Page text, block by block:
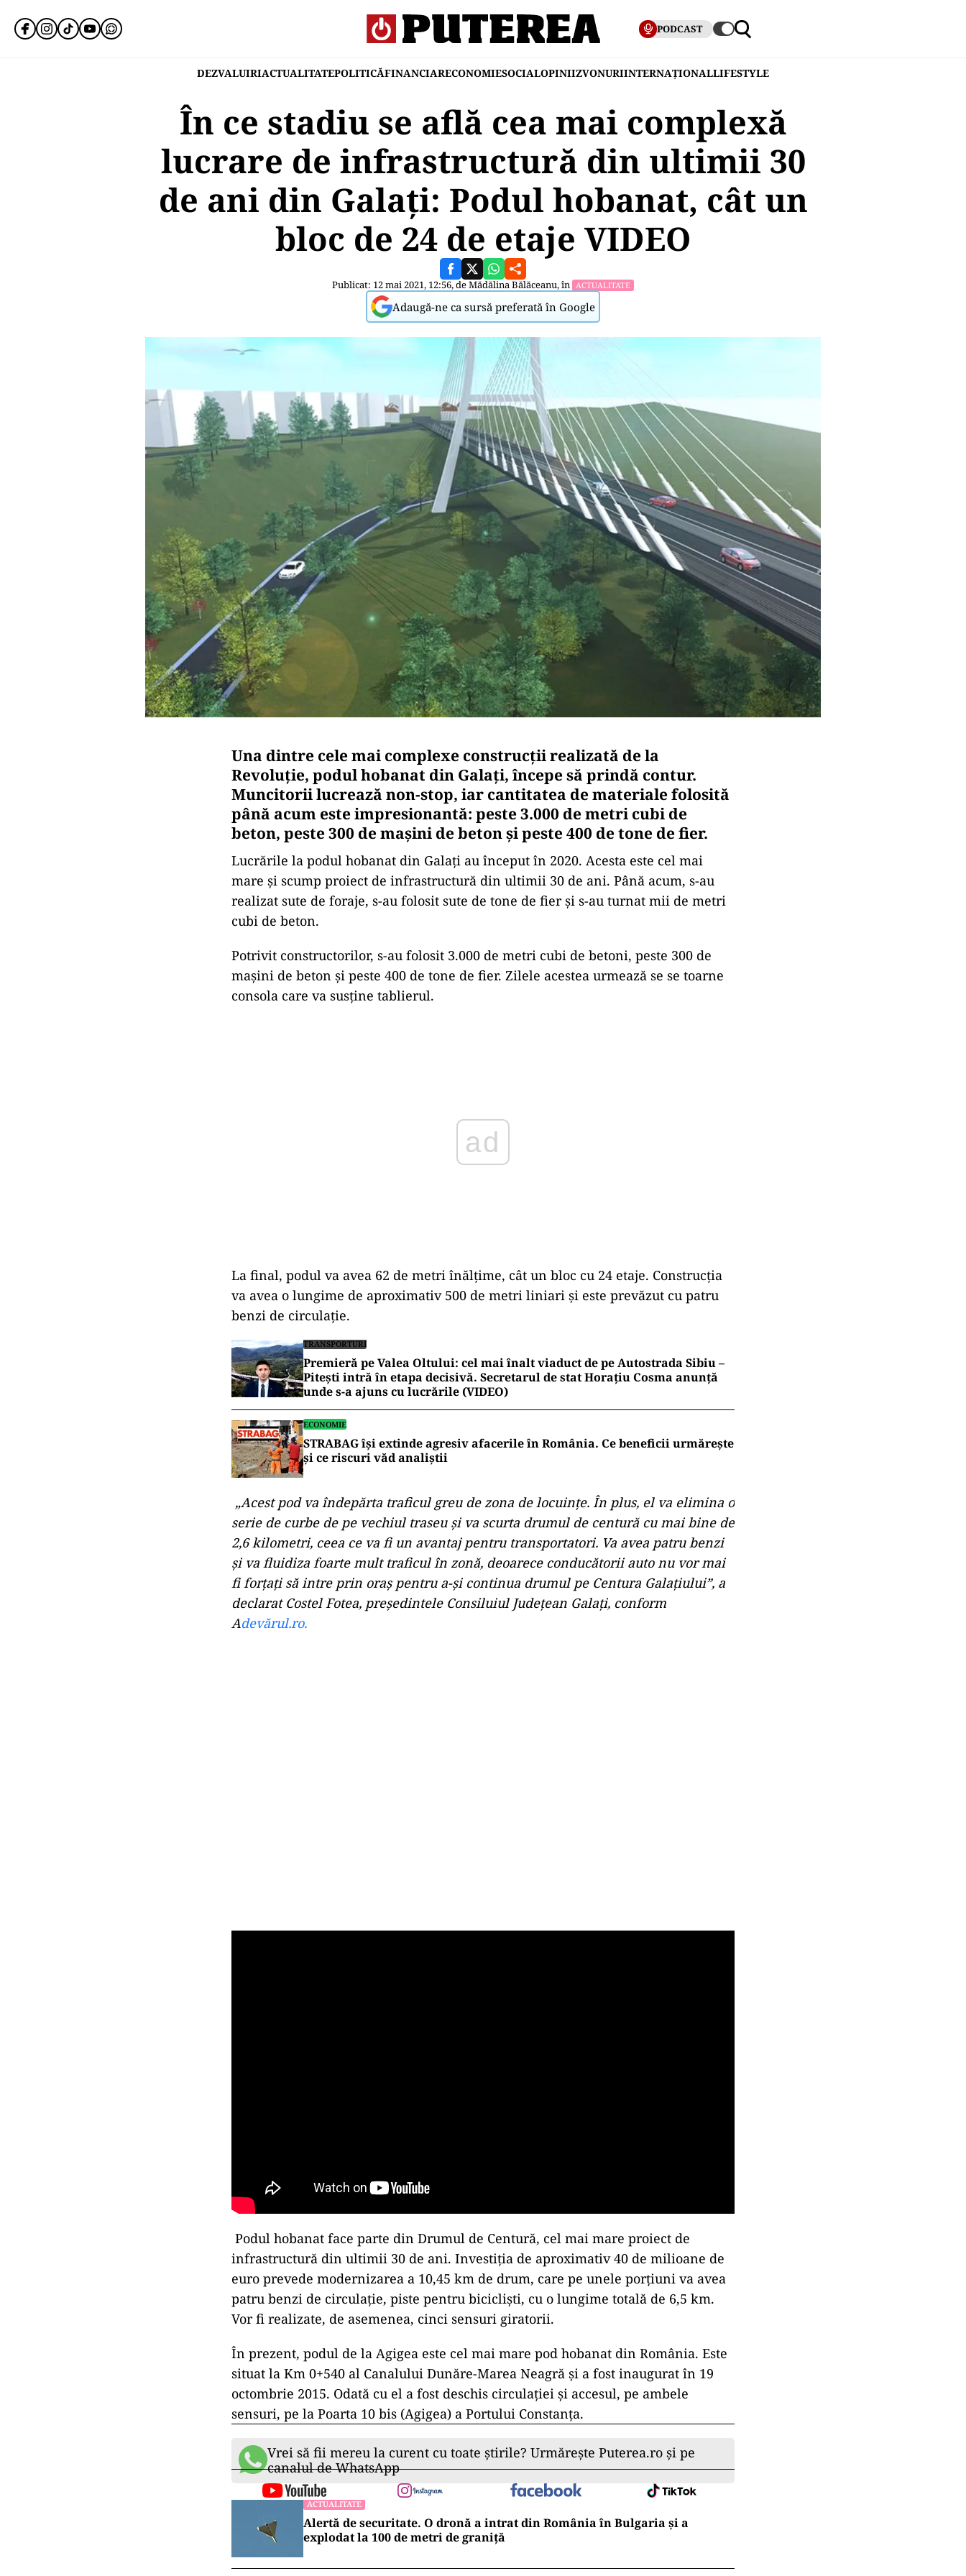
PODCAST
DEZVALUIRIACTUALITATEPOLITICĂFINANCIARECONOMIESOCIALOPINIIZVONURIINTERNAȚIONALLIFESTYLE
În ce stadiu se află cea mai complexă
lucrare de infrastructură din ultimii 30
de ani din Galați: Podul hobanat, cât un
bloc de 24 de etaje VIDEO
Publicat: 12 mai 2021, 12:56, deMădălina Bălăceanu, în ACTUALITATE
Adaugă-ne ca sursă preferată în Google
Una dintre cele mai complexe construcții realizată de la
Revoluție, podul hobanat din Galați, începe să prindă contur.
Muncitorii lucrează non-stop, iar cantitatea de materiale folosită
până acum este impresionantă: peste 3.000 de metri cubi de
beton, peste 300 de maşini de beton şi peste 400 de tone de fier.
Lucrările la podul hobanat din Galați au început în 2020. Acesta este cel mai
mare şi scump proiect de infrastructură din ultimii 30 de ani. Până acum, s-au
realizat sute de foraje, s-au folosit sute de tone de fier şi s-au turnat mii de metri
cubi de beton.
Potrivit constructorilor, s-au folosit 3.000 de metri cubi de betoni, peste 300 de
maşini de beton şi peste 400 de tone de fier. Zilele acestea urmează se se toarne
consola care va susţine tablierul.
La final, podul va avea 62 de metri înălţime, cât un bloc cu 24 etaje. Construcţia
va avea o lungime de aproximativ 500 de metri liniari şi este prevăzut cu patru
benzi de circulaţie.
TRANSPORTURI
Premieră pe Valea Oltului: cel mai înalt viaduct de pe Autostrada Sibiu –
Pitești intră în etapa decisivă. Secretarul de stat Horațiu Cosma anunță
unde s-a ajuns cu lucrările (VIDEO)
ECONOMIE
STRABAG își extinde agresiv afacerile în România. Ce beneficii urmărește
și ce riscuri văd analiștii
„Acest pod va îndepărta traficul greu de zona de locuinţe. În plus, el va elimina o
serie de curbe de pe vechiul traseu şi va scurta drumul de centură cu mai bine de
2,6 kilometri, ceea ce va fi un avantaj pentru transportatori. Va avea patru benzi
şi va fluidiza foarte mult traficul în zonă, deoarece conducătorii auto nu vor mai
fi forţaţi să intre prin oraş pentru a-şi continua drumul pe Centura Galaţiului”, a
declarat Costel Fotea, preşedintele Consiluiul Judeţean Galaţi, conform
Adevărul.ro.
Podul hobanat face parte din Drumul de Centură, cel mai mare proiect de
infrastructură din ultimii 30 de ani. Investiţia de aproximativ 40 de milioane de
euro prevede modernizarea a 10,45 km de drum, care pe unele porţiuni va avea
patru benzi de circulaţie, piste pentru biciclişti, cu o lungime totală de 6,5 km.
Vor fi realizate, de asemenea, cinci sensuri giratorii.
În prezent, podul de la Agigea este cel mai mare pod hobanat din România. Este
situat la Km 0+540 al Canalului Dunăre-Marea Neagră şi a fost inaugurat în 19
octombrie 2015. Odată cu el a fost deschis circulaţiei şi accesul, pe ambele
sensuri, pe la Poarta 10 bis (Agigea) a Portului Constanţa.
Vrei să fii mereu la curent cu toate știrile? Urmărește Puterea.ro și pe
canalul de WhatsApp
ACTUALITATE
Alertă de securitate. O dronă a intrat din România în Bulgaria şi a
explodat la 100 de metri de graniţă